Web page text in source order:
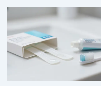
věnuji svým